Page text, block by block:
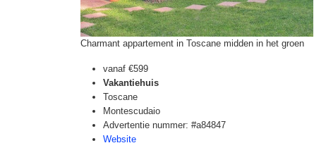
Charmant appartement in Toscane midden in het groen
vanaf €599
Vakantiehuis
Toscane
Montescudaio
Advertentie nummer: #a84847
Website